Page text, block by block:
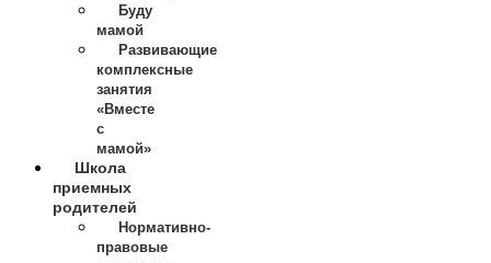
Буду
мамой
Развивающие
комплексные
занятия
«Вместе
с
мамой»
Школа
приемных
родителей
Нормативно-
правовые